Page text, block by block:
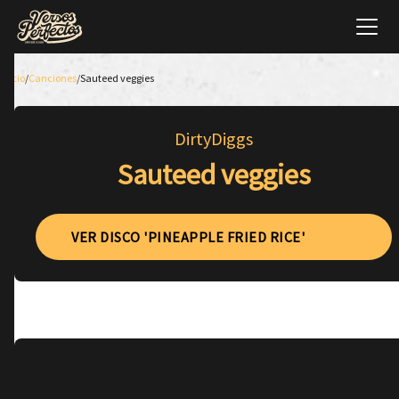
Inicio/Canciones/Sauteed veggies
DirtyDiggs
Sauteed veggies
VER DISCO 'PINEAPPLE FRIED RICE'